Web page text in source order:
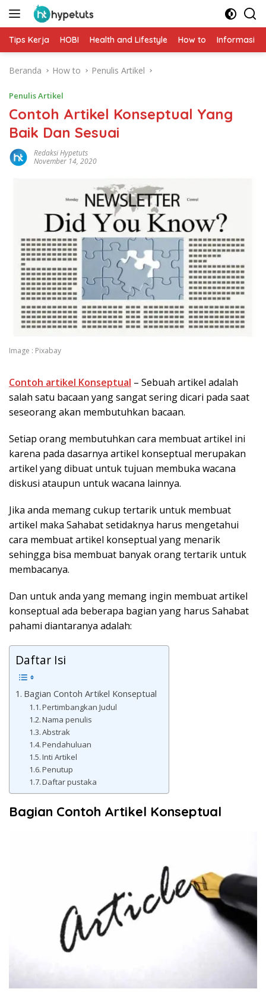
Langsung
Tips Kerja HOBI Health and Lifestyle How to Informasi
Beranda How to Penulis Artikel
Penulis Artikel
Contoh Artikel Konseptual Yang
Baik Dan Sesuai
Redaksi Hypetuts
November 14, 2020
Image : Pixabay
Contoh artikel Konseptual – Sebuah artikel adalah
salah satu bacaan yang sangat sering dicari pada saat
seseorang akan membutuhkan bacaan.
Setiap orang membutuhkan cara membuat artikel ini
karena pada dasarnya artikel konseptual merupakan
artikel yang dibuat untuk tujuan membuka wacana
diskusi ataupun untuk wacana lainnya.
Jika anda memang cukup tertarik untuk membuat
artikel maka Sahabat setidaknya harus mengetahui
cara membuat artikel konseptual yang menarik
sehingga bisa membuat banyak orang tertarik untuk
membacanya.
Dan untuk anda yang memang ingin membuat artikel
konseptual ada beberapa bagian yang harus Sahabat
pahami diantaranya adalah:
Daftar Isi
Bagian Contoh Artikel Konseptual
Pertimbangkan Judul
Nama penulis
Abstrak
Pendahuluan
Inti Artikel
Penutup
Daftar pustaka
Bagian Contoh Artikel Konseptual